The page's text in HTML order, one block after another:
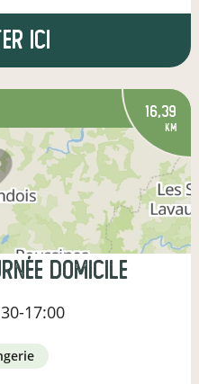
ici
16,39
km
Domicile
17:00